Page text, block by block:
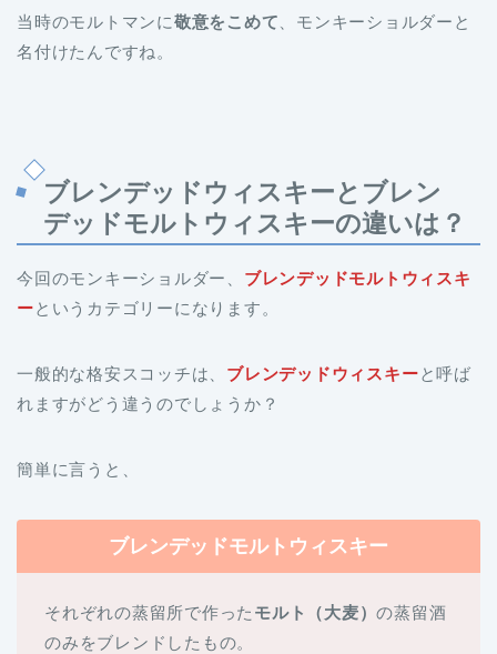
当時のモルトマンに敬意をこめて 、モンキーショルダーと
名付けたんですね。
ブレンデッドウィスキーとブレン
デッドモルトウィスキーの違いは？
今回のモンキーショルダー、 ブレンデッドモルトウィスキ
ーというカテゴリーになります。
一般的な格安スコッチは、 ブレンデッドウィスキーと呼ば
れますがどう違うのでしょうか？
簡単に言うと、
ブレンデッドモルトウィスキー
それぞれの蒸留所で作った モルト（大麦）の蒸留酒
のみをブレンドしたもの。